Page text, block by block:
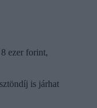
ezer forint,
is járhat